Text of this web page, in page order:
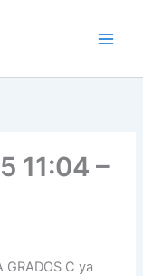
11:04 –
GRADOS C ya